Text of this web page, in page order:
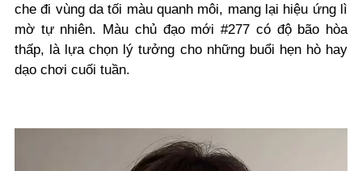
che đi vùng da tối màu quanh môi, mang lại hiệu ứng lì
mờ tự nhiên. Màu chủ đạo mới #277 có độ bão hòa
thấp, là lựa chọn lý tưởng cho những buổi hẹn hò hay
dạo chơi cuối tuần.